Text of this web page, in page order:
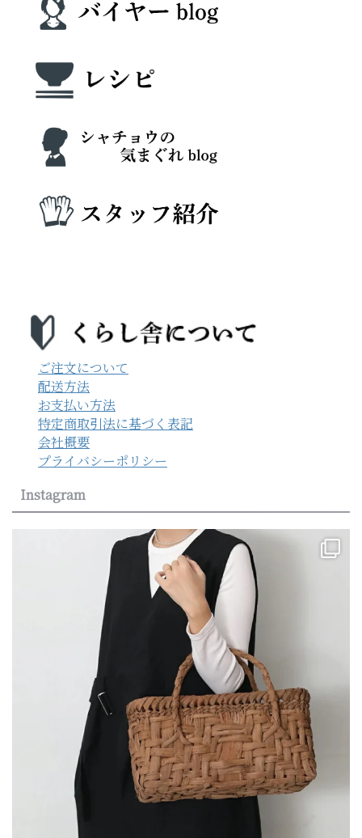
ご注文について
配送方法
お支払い方法
特定商取引法に基づく表記
会社概要
プライバシーポリシー
Instagram